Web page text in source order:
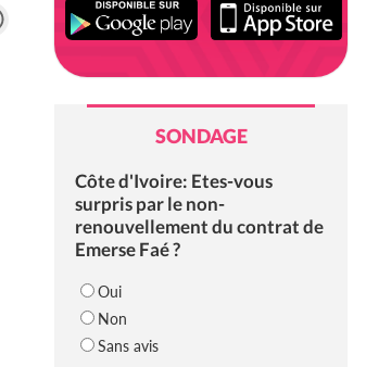
WhatsApp
SONDAGE
Côte d'Ivoire: Etes-vous
surpris par le non-
renouvellement du contrat de
Emerse Faé ?
Oui
Non
Sans avis